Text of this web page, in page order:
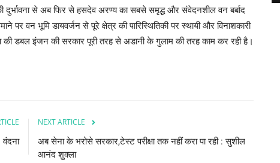
से अब फिर से हसदेव अरण्य का सबसे समृद्ध और संवेदनशील वन बर्बाद
वन भूमि डायवर्जन से पूरे क्षेत्र की पारिस्थितिकी पर स्थायी और विनाशकारी
डबल इंजन की सरकार पूरी तरह से अडानी के गुलाम की तरह काम कर रही है।
NEXT ARTICLE
अब सेना के भरोसे सरकार,टेस्ट परीक्षा तक नहीं करा पा रही : सुशील
आनंद शुक्ला